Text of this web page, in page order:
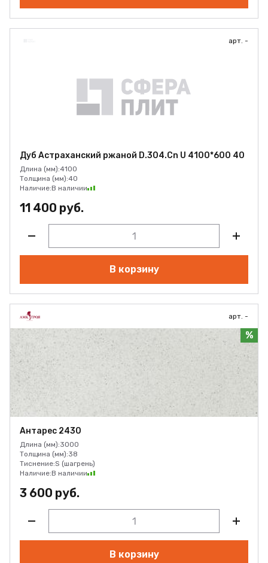
арт. -
Дуб Астраханский ржаной D.304.Cn U 4100*600 40
Длина (мм):4100
Толщина (мм):40
Наличие:В наличии
11 400 руб.
В корзину
арт. -
%
Антарес 2430
Длина (мм):3000
Толщина (мм):38
Тиснение:S (шагрень)
Наличие:В наличии
3 600 руб.
В корзину